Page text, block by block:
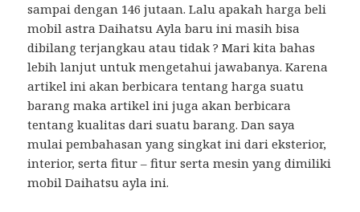
sampai dengan 146 jutaan. Lalu apakah harga beli
mobil astra Daihatsu Ayla baru ini masih bisa
dibilang terjangkau atau tidak ? Mari kita bahas
lebih lanjut untuk mengetahui jawabanya. Karena
artikel ini akan berbicara tentang harga suatu
barang maka artikel ini juga akan berbicara
tentang kualitas dari suatu barang. Dan saya
mulai pembahasan yang singkat ini dari eksterior,
interior, serta fitur – fitur serta mesin yang dimiliki
mobil Daihatsu ayla ini.